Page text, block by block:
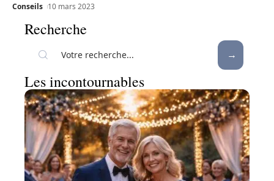
Conseils 10 mars 2023
Recherche
Les incontournables